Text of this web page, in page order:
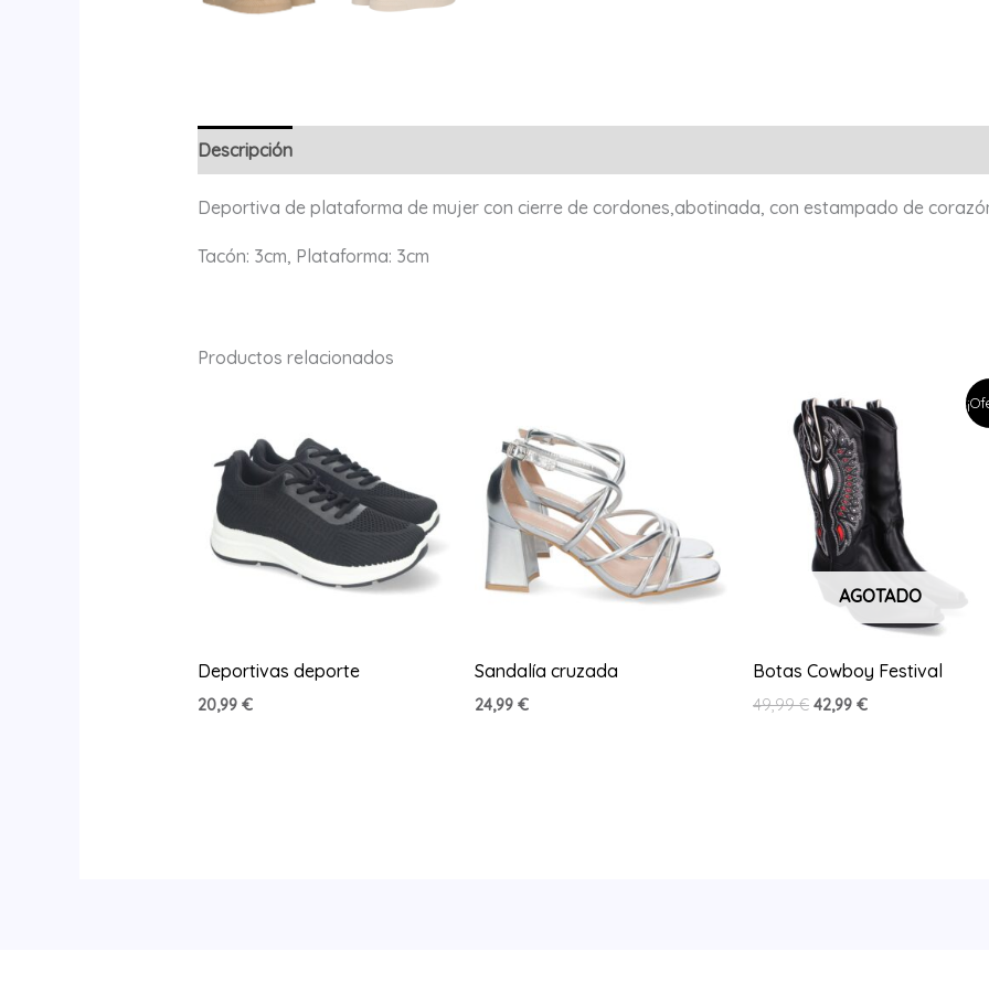
Descripción
Deportiva de plataforma de mujer con cierre de cordones,abotinada, con estampado de
Tacón: 3cm, Plataforma: 3cm
Productos relacionados
Deportivas deporte
20,99 €
Sandalía cruzada
24,99€
AGOTADO
Botas Cowboy Festival
49,99€ El
42,99 €El